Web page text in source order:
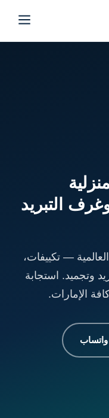
EN
التبريد
— تكييفات،
وتجميد. استجابة
الإمارات.